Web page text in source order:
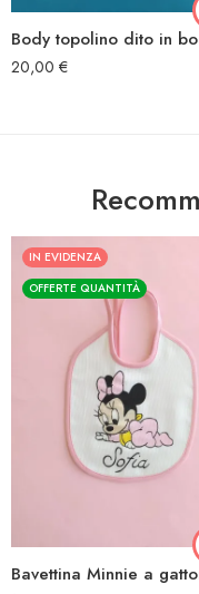
Body topolino dito in
20,00 €
IN EVIDENZA
OFFERTE QUANTITÀ
Bavettina Minnie a